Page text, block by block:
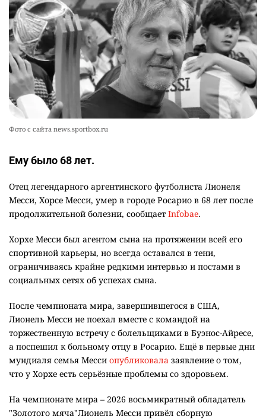
10
🪱 "Мы думаем, что правим миром, но это не
так". Как дьявольские черви меняют наше
представление о жизни на Земле
2379 0 13
Фото с сайта news.sportbox.ru
Ему было 68 лет.
Отец легендарного аргентинского футболиста Лионеля
Месси, Хорсе Месси, умер в городе Росарио в 68 лет после
продолжительной болезни, сообщает Infobae.
Хорхе Месси был агентом сына на протяжении всей его
спортивной карьеры, но всегда оставался в тени,
ограничиваясь крайне редкими интервью и постами в
социальных сетях об успехах сына.
После чемпионата мира, завершившегося в США,
Лионель Месси не поехал вместе с командой на
торжественную встречу с болельщиками в Буэнос-Айресе,
а поспешил к больному отцу в Росарио. Ещё в первые дни
мундиаля семья Месси опубликовала заявление о том,
что у Хорхе есть серьёзные проблемы со здоровьем.
На чемпионате мира – 2026 восьмикратный обладатель
"Золотого мяча"Лионель Месси привёл сборную